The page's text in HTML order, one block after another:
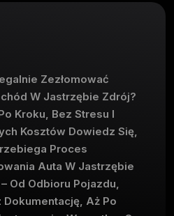
Zezłomować
W Jastrzębie Zdrój?
Kroku, Bez Stresu I
Kosztów Dowiedz Się,
Proces
Auta W Jastrzębie
Od Odbioru Pojazdu,
Dokumentację, Aż Po